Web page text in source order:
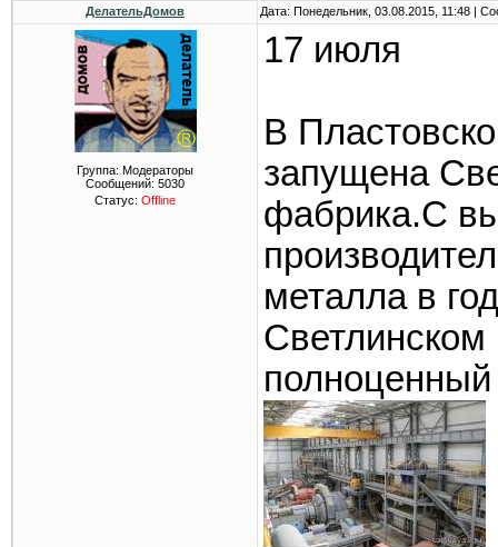
ДелательДомов Дата: Понедельник, 03.08.2015, 11:48 |
Группа: Модераторы
Сообщений: 5030
Статус: Offline
17 июля
В
запущена
фабрика.С
металла в
Светлинском
полноценный